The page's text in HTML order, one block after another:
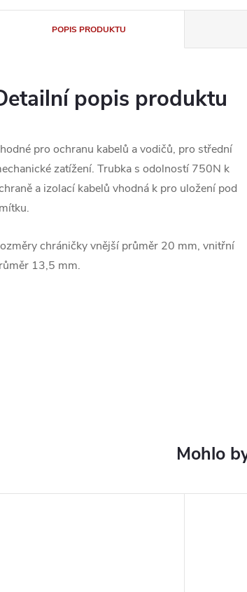
POPIS PRODUKTU
popis produktu
pro ochranu kabelů a vodičů, pro střední
zatížení. Trubka s odolností 750N k
a izolací kabelů vhodná k pro uložení pod
chráničky vnější průměr 20 mm, vnitřní
13,5 mm.